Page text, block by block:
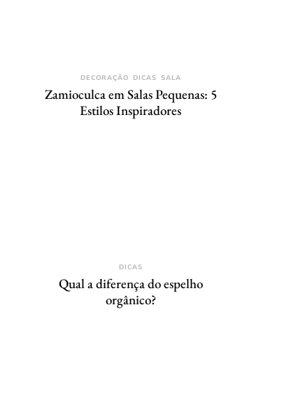
DECORAÇÃO DICAS SALA
Zamioculca em Salas Pequenas: 5
Estilos Inspiradores
DICAS
Qual a diferença do espelho
orgânico?